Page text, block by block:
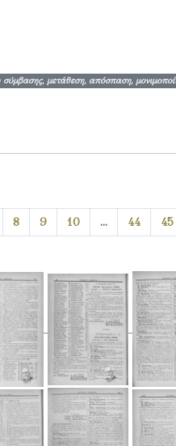
μετάθεση, απόσπαση,
8 9 10 ... 44 45